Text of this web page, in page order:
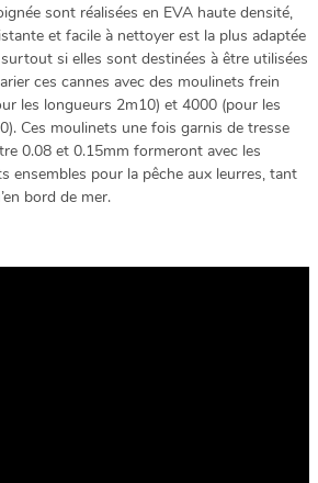
sont réalisées en EVA haute densité,
et facile à nettoyer est la plus adaptée
si elles sont destinées à être utilisées
ces cannes avec des moulinets frein
les longueurs 2m10) et 4000 (pour les
Ces moulinets une fois garnis de tresse
0.08 et 0.15mm formeront avec les
ensembles pour la pêche aux leurres, tant
bord de mer.